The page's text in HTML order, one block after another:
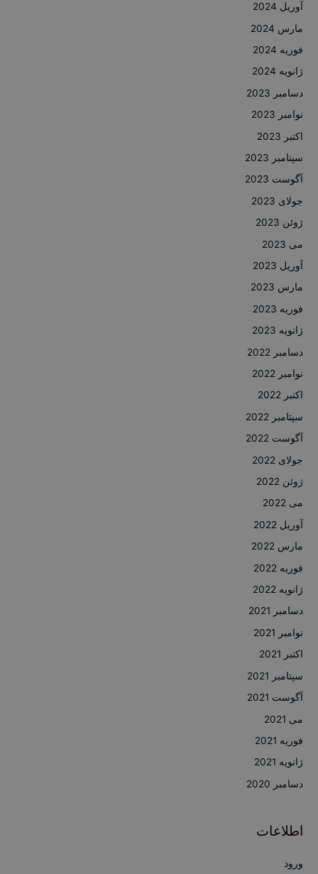
آوریل 2024
مارس 2024
فوریه 2024
ژانویه 2024
دسامبر 2023
نوامبر 2023
اکتبر 2023
سپتامبر 2023
آگوست 2023
جولای 2023
ژوئن 2023
می 2023
آوریل 2023
مارس 2023
فوریه 2023
ژانویه 2023
دسامبر 2022
نوامبر 2022
اکتبر 2022
سپتامبر 2022
آگوست 2022
جولای 2022
ژوئن 2022
می 2022
آوریل 2022
مارس 2022
فوریه 2022
ژانویه 2022
دسامبر 2021
نوامبر 2021
اکتبر 2021
سپتامبر 2021
آگوست 2021
می 2021
فوریه 2021
ژانویه 2021
دسامبر 2020
اطلاعات
ورود